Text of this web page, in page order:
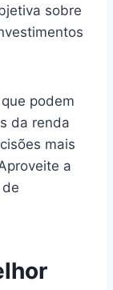
sobre
que podem
da renda
mais
a